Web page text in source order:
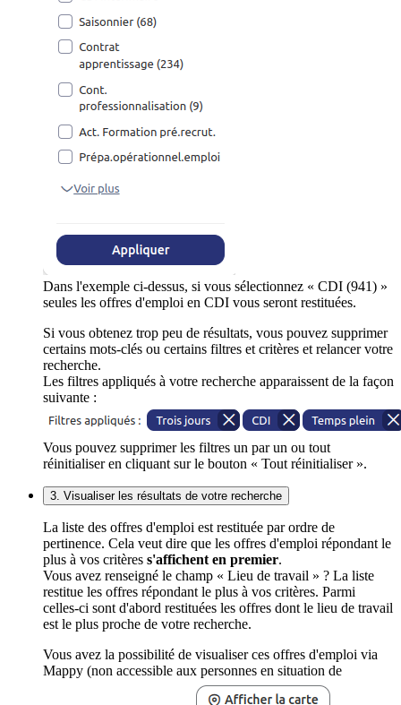
Dans l'exemple ci-dessus, si vous sélectionnez « CDI (941) »
seules les offres d'emploi en CDI vous seront restituées.
Si vous obtenez trop peu de résultats, vous pouvez supprimer
certains mots-clés ou certains filtres et critères et relancer votre
recherche.
Les filtres appliqués à votre recherche apparaissent de la façon
suivante :
Vous pouvez supprimer les filtres un par un ou tout
réinitialiser en cliquant sur le bouton « Tout réinitialiser ».
3. Visualiser les résultats de votre recherche
La liste des offres d'emploi est restituée par ordre de
pertinence. Cela veut dire que les offres d'emploi répondant le
plus à vos critères s'affichent en premier.
Vous avez renseigné le champ « Lieu de travail » ? La liste
restitue les offres répondant le plus à vos critères. Parmi
celles-ci sont d'abord restituées les offres dont le lieu de travail
est le plus proche de votre recherche.
Vous avez la possibilité de visualiser ces offres d'emploi via
Mappy (non accessible aux personnes en situation de